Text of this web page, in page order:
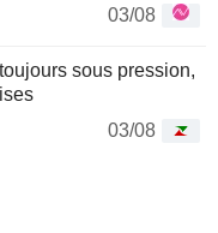
03/08
sous pression,
03/08